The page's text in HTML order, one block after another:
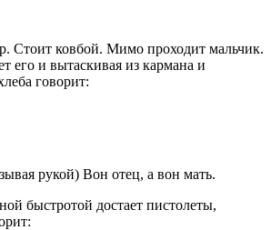
Стоит ковбой. Мимо проходит мальчик.
его и вытаскивая из кармана и
говорит:
рукой) Вон отец, а вон мать.
быстротой достает пистолеты,